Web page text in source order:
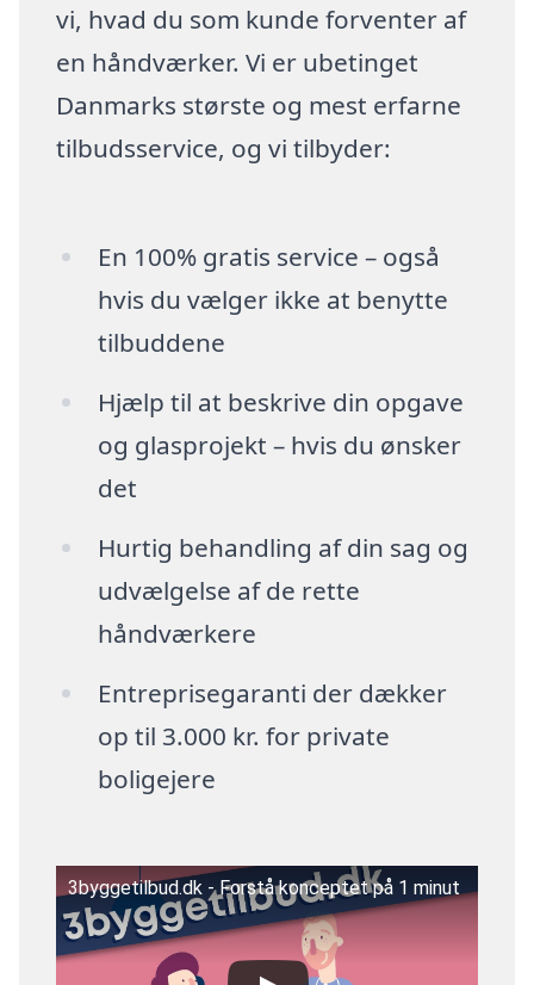
vi, hvad du som kunde forventer af
en håndværker. Vi er ubetinget
Danmarks største og mest erfarne
tilbudsservice, og vi tilbyder:
En 100% gratis service – også
hvis du vælger ikke at benytte
tilbuddene
Hjælp til at beskrive din opgave
og glasprojekt – hvis du ønsker
det
Hurtig behandling af din sag og
udvælgelse af de rette
håndværkere
Entreprisegaranti der dækker
op til 3.000 kr. for private
boligejere
3byggetilbud.dk - Forstå konceptet på 1 minut